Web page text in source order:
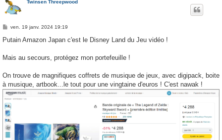
Twinsen Threepwood
M
s
g
ven. 19 janv. 2024 19:19
Putain Amazon Japan c'est le Disney Land du Jeu vidéo !
Mais au secours, protégez mon portefeuille !
On trouve de magnifiques coffrets de musique de jeux, avec digipack, boite
à musique, artbook...le tout pour une vingtaine d'euros ! C'est nawak !